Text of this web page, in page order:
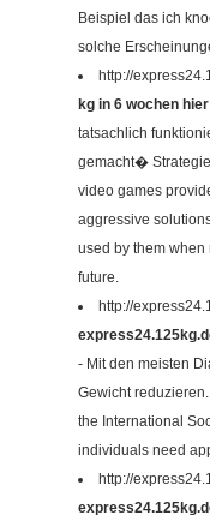
Beispiel das ich
solche
http://
kg in 6 wochen hier
tatsachlich
gemacht�
video games
aggressive
used by them
future.
http://
- Mit den meisten
Gewicht
the International
individuals need
http://